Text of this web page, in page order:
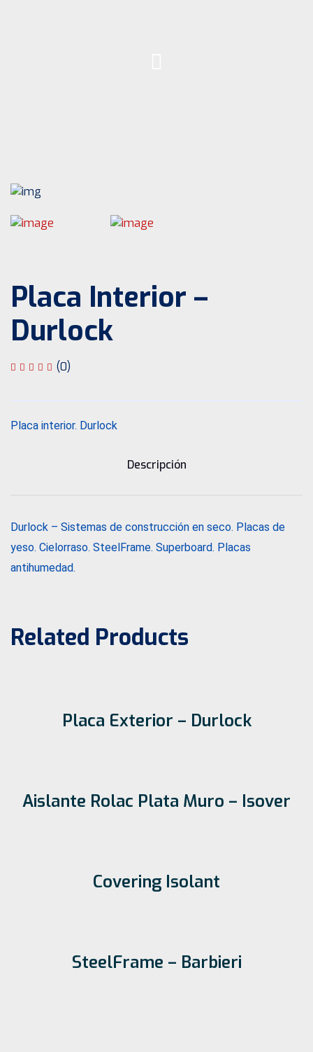
Placa Interior –
Durlock
(0)
Placa interior. Durlock
Descripción
Durlock – Sistemas de construcción en seco. Placas de
yeso. Cielorraso. SteelFrame. Superboard. Placas
antihumedad.
Related Products
Placa Exterior – Durlock
Aislante Rolac Plata Muro – Isover
Covering Isolant
SteelFrame – Barbieri